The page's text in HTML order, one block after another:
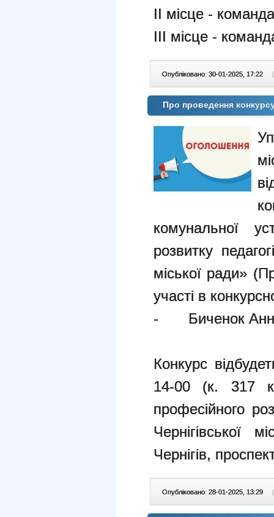
ІІ місце -
ІІІ місце -
Опубліковано: 30-01-2025, 17:22 |
Про проведення
комунальної
розвитку
міської ради»
участі в
-
Биченок
Конкурс
14-00 (к. 317
професійного
Чернігівської
Чернігів,
Опубліковано: 28-01-2025, 13:29 |